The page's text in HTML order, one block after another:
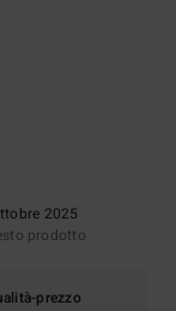
2025
prodotto
prezzo